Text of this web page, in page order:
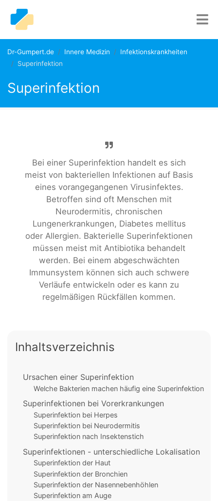
Dr-Gumpert.de Innere Medizin
Infektionskrankheiten
Superinfektion
Superinfektion
Bei einer Superinfektion handelt es sich
meist von bakteriellen Infektionen auf Basis
eines vorangegangenen Virusinfektes.
Betroffen sind oft Menschen mit
Neurodermitis, chronischen
Lungenerkrankungen, Diabetes mellitus
oder Allergien. Bakterielle Superinfektionen
müssen meist mit Antibiotika behandelt
werden. Bei einem abgeschwächten
Immunsystem können sich auch schwere
Verläufe entwickeln oder es kann zu
regelmäßigen Rückfällen kommen.
Inhaltsverzeichnis
Ursachen einer Superinfektion
Welche Bakterien machen häufig eine Superinfektion
Superinfektionen bei Vorerkrankungen
Superinfektion bei Herpes
Superinfektion bei Neurodermitis
Superinfektion nach Insektenstich
Superinfektionen - unterschiedliche Lokalisation
Superinfektion der Haut
Superinfektion der Bronchien
Superinfektion der Nasennebenhöhlen
Superinfektion am Auge